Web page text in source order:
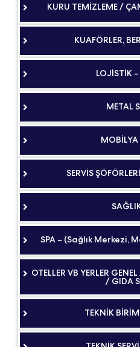
KURU TEMİZLEME /
KUAFÖRLER,
LOJİSTİK –
METAL
MOBİLYA
SERVİS
SPA – (Sağlık Merkezi,
OTELLER VB YERLER
/ GIDA
TEKNİK